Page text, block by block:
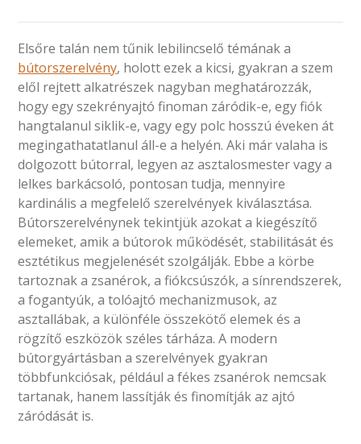
Elsőre talán nem tűnik lebilincselő témának a
bútorszerelvény, holott ezek a kicsi, gyakran a szem
elől rejtett alkatrészek nagyban meghatározzák,
hogy egy szekrényajtó finoman záródik-e, egy fiók
hangtalanul siklik-e, vagy egy polc hosszú éveken át
megingathatatlanul áll-e a helyén. Aki már valaha is
dolgozott bútorral, legyen az asztalosmester vagy a
lelkes barkácsoló, pontosan tudja, mennyire
kardinális a megfelelő szerelvények kiválasztása.
Bútorszerelvénynek tekintjük azokat a kiegészítő
elemeket, amik a bútorok működését, stabilitását és
esztétikus megjelenését szolgálják. Ebbe a körbe
tartoznak a zsanérok, a fiókcsúszók, a sínrendszerek,
a fogantyúk, a tolóajtó mechanizmusok, az
asztallábak, a különféle összekötő elemek és a
rögzítő eszközök széles tárháza. A modern
bútorgyártásban a szerelvények gyakran
többfunkciósak, például a fékes zsanérok nemcsak
tartanak, hanem lassítják és finomítják az ajtó
záródását is.